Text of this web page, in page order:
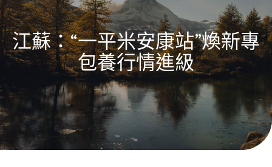
江蘇：“一平米安康站”煥新專
包養行情進級